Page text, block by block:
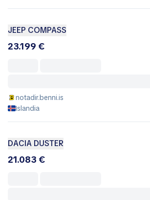
JEEP COMPASS
23.199 €
notadir.benni.is
Islandia
DACIA DUSTER
21.083 €